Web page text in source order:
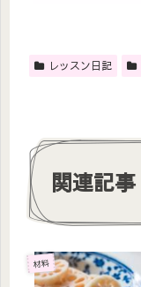
レッスン日記
関連記事
材料